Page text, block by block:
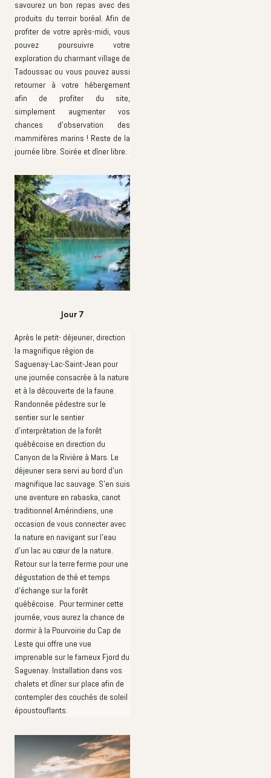
savourez un bon repas avec des
produits du terroir boréal. Afin de
profiter de votre après-midi, vous
pouvez poursuivre votre
exploration du charmant village de
Tadoussac ou vous pouvez aussi
retourner à votre hébergement
afin de profiter du site,
simplement augmenter vos
chances d'observation des
mammifères marins ! Reste de la
journée libre. Soirée et dîner libre.
Jour 7
Après le petit- déjeuner, direction
la magnifique région de
Saguenay-Lac-Saint-Jean pour
une journée consacrée à la nature
et à la découverte de la faune.
Randonnée pédestre sur le
sentier sur le sentier
d'interprétation de la forêt
québécoise en direction du
Canyon de la Rivière à Mars. Le
déjeuner sera servi au bord d'un
magnifique lac sauvage. S'en suis
une aventure en rabaska, canot
traditionnel Amérindiens, une
occasion de vous connecter avec
la nature en navigant sur l'eau
d'un lac au cœur de la nature.
Retour sur la terre ferme pour une
dégustation de thé et temps
d'échange sur la forêt
québécoise. Pour terminer cette
journée, vous aurez la chance de
dormir à la Pourvoirie du Cap de
Leste qui offre une vue
imprenable sur le fameux Fjord du
Saguenay. Installation dans vos
chalets et dîner sur place afin de
contempler des couchés de soleil
époustouflants.